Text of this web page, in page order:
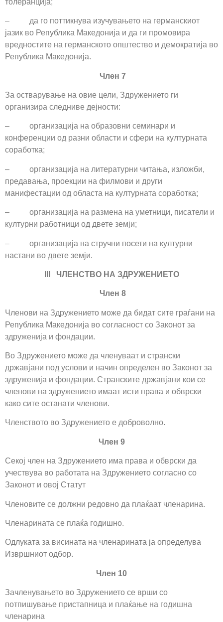
– да го поттикнува изучувањето на германскиот
јазик во Република Македонија и да ги промовира
вредностите на германското општество и демократија во
Република Македонија.
Член 7
За остварување на овие цели, Здружението ги
организира следниве дејности:
– организација на образовни семинари и
конференции од разни области и сфери на културната
соработка;
– организација на литературни читања, изложби,
предавања, проекции на филмови и други
манифестации од областа на културната соработка;
– организација на размена на уметници, писатели и
културни работници од двете земји;
– организација на стручни посети на културни
настани во двете земји.
III ЧЛЕНСТВО НА ЗДРУЖЕНИЕТО
Член 8
Членови на Здружението може да бидат сите граѓани на
Република Македонија во согласност со Законот за
здруженија и фондации.
Во Здружението може да членуваат и странски
државјани под услови и начин определен во Законот за
здруженија и фондации. Странските државјани кои се
членови на здружението имаат исти права и обврски
како сите останати членови.
Членството во Здружението е доброволно.
Член 9
Секој член на Здружението има права и обврски да
учествува во работата на Здружението согласно со
Законот и овој Статут
Членовите се должни редовно да плаќаат членарина.
Членарината се плаќа годишно.
Одлуката за висината на членарината ја определува
Извршниот одбор.
Член 10
Зачленувањето во Здружението се врши со
потпишување пристапница и плаќање на годишна
членарина